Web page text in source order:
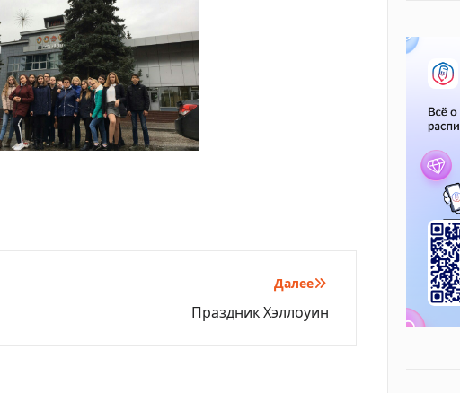
Далее
Праздник Хэллоуин